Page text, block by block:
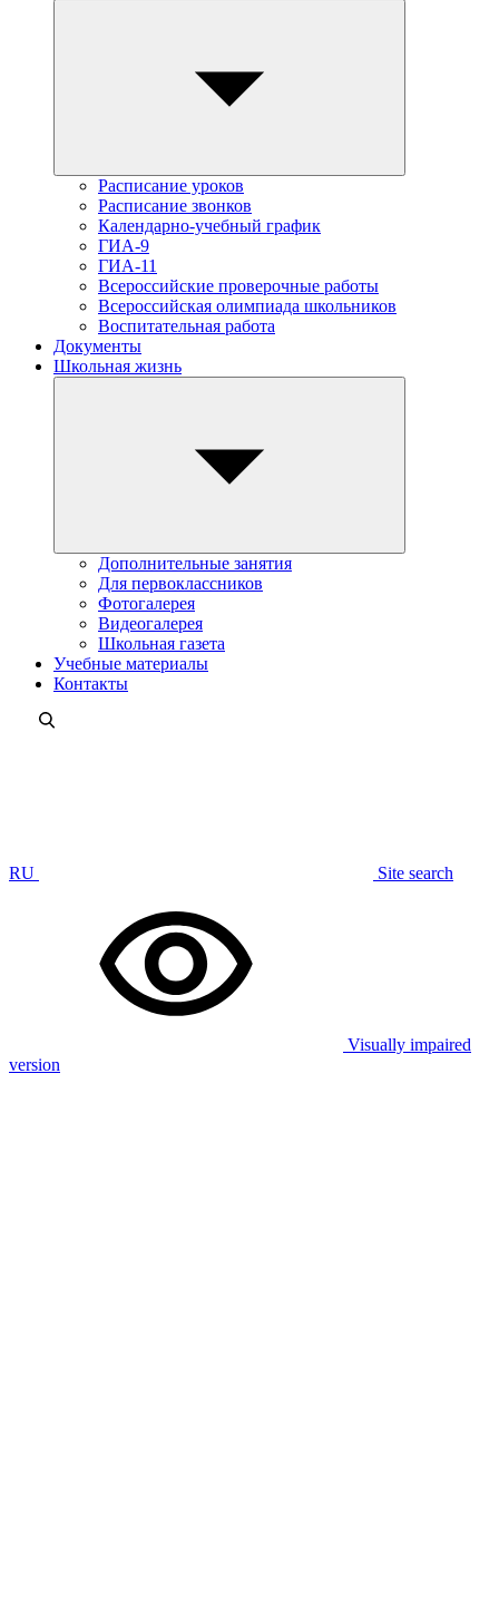
Расписание уроков
Расписание звонков
Календарно-учебный график
ГИА-9
ГИА-11
Всероссийские проверочные работы
Всероссийская олимпиада школьников
Воспитательная работа
Документы
Школьная жизнь
Дополнительные занятия
Для первоклассников
Фотогалерея
Видеогалерея
Школьная газета
Учебные материалы
Контакты
RU Site search
Visually impaired
version